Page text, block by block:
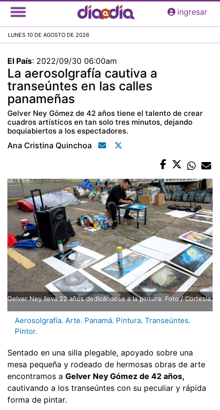
Pasar
al
principal
ingresar
LUNES 10 DE AGOSTO DE 2026
El País: 2022/09/30 06:00am
La aerosolgrafía cautiva a
transeúntes en las calles
panameñas
Gelver Ney Gómez de 42 años tiene el talento de crear
cuadros artísticos en tan solo tres minutos, dejando
boquiabiertos a los espectadores.
Ana Cristina Quinchoa
Gelver Ney lleva 22 años dedicándose a la pintura. Foto / Cortesía.
Aerosolgrafía. Arte. Panamá. Pintura. Transeúntes.
Pintor.
Sentado en una silla plegable, apoyado sobre una
mesa pequeña y rodeado de hermosas obras de arte
encontramos a Gelver Ney Gómez de 42 años,
cautivando a los transeúntes con su peculiar y rápida
forma de pintar.